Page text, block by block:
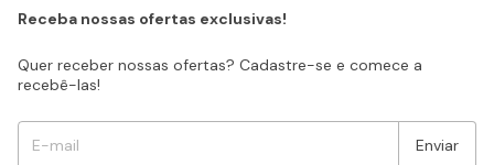
Receba nossas ofertas exclusivas!
Quer receber nossas ofertas? Cadastre-se e comece a
recebê-las!